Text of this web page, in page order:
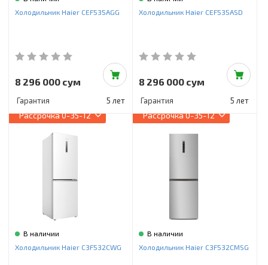
Инструменты и техника
Красота и здоровье
Пылесосы
Фильтры для воды
Сантехника
Холодильник Haier CEF535AGG
8 296 000 сум
Гарантия 5 лет
Холодильник Haier CEF535ASD
8 296 000 сум
Гарантия 5 лет
Рассрочка0-35-12
В наличии
Холодильник Haier C3F532CWG
Рассрочка0-35-12
В наличии
Холодильник Haier C3F532CMSG